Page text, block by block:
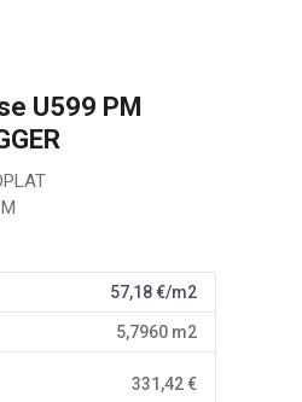
U599 PM
57,18€/m2
5,7960 m2
331,42€